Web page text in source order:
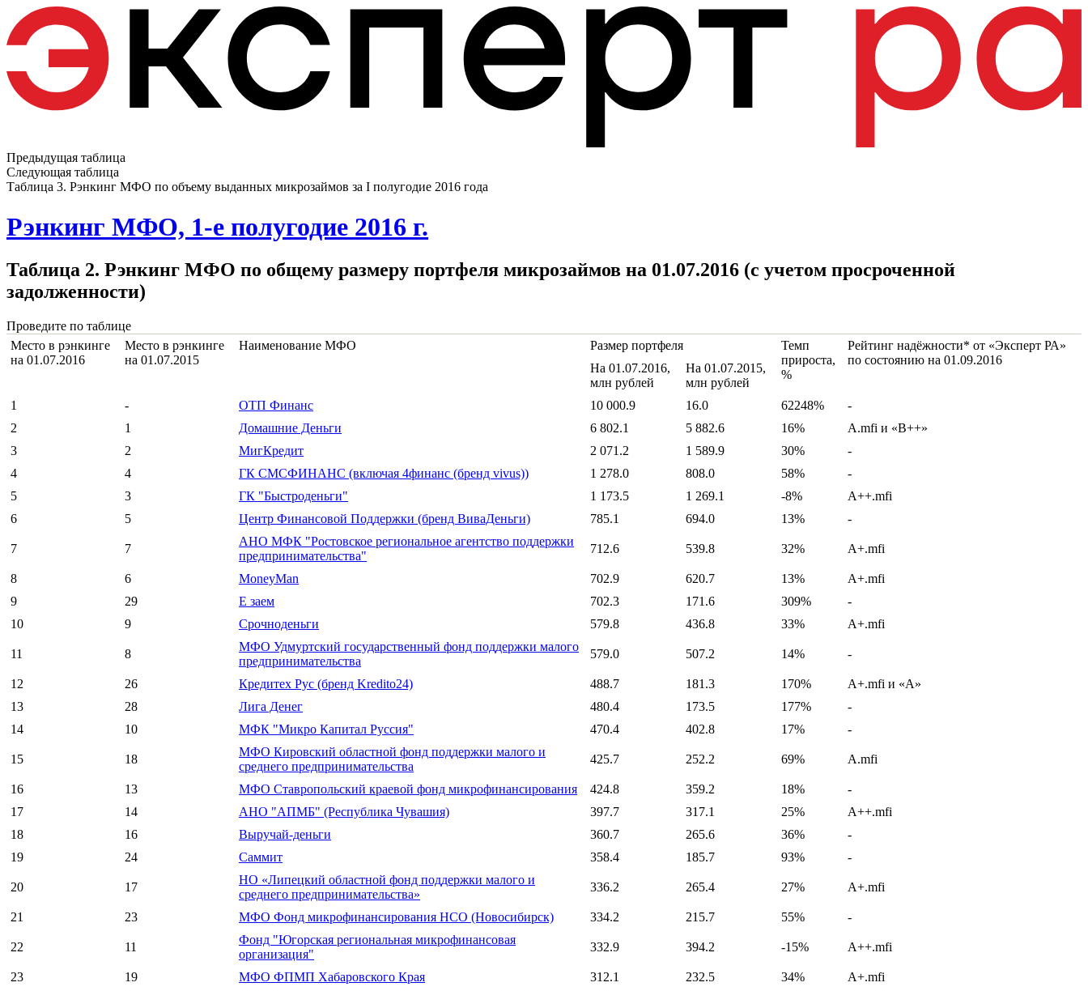
Предыдущая таблица
Следующая таблица
Таблица 3. Рэнкинг МФО по объему выданных микрозаймов за I полугодие 2016 года
Рэнкинг МФО, 1-е полугодие 2016 г.
Таблица 2. Рэнкинг МФО по общему размеру портфеля микрозаймов на 01.07.2016 (с учетом просроченной
задолженности)
Проведите по таблице
Место в рэнкинге
на 01.07.2016
Место в рэнкинге
на 01.07.2015
Наименование МФО Размер портфеля
Темп
прироста,
%
Рейтинг надёжности* от «Эксперт РА»
по состоянию на 01.09.2016
На 01.07.2016,
млн рублей
На 01.07.2015,
млн рублей
1
- ОТП Финанс 10 000.9 16.0 62248%
-
2
1 Домашние Деньги 6 802.1 5 882.6 16%
A.mfi и «В++»
3
2 МигКредит 2 071.2 1 589.9 30%
-
4
4 ГК СМСФИНАНС (включая 4финанс (бренд vivus)) 1 278.0 808.0 58%
-
5
3 ГК "Быстроденьги" 1 173.5 1 269.1 -8%
A++.mfi
6
5 Центр Финансовой Поддержки (бренд ВиваДеньги) 785.1 694.0 13% -
7 7
АНО МФК "Ростовское региональное агентство поддержки
предпринимательства"
712.6 539.8 32% A+.mfi
8 6 MoneyMan 702.9 620.7 13%
A+.mfi
9
29 Е заем 702.3 171.6 309%
-
10
9 Срочноденьги 579.8 436.8 33% A+.mfi
11 8
МФО Удмуртский государственный фонд поддержки малого
предпринимательства
579.0 507.2 14% -
12 26 Кредитех Рус (бренд Kredito24) 488.7 181.3 170%
A+.mfi и «А»
13
28 Лига Денег 480.4 173.5 177%
-
14
10 МФК "Микро Капитал Руссия" 470.4 402.8 17% -
15 18
МФО Кировский областной фонд поддержки малого и
среднего предпринимательства
425.7 252.2 69% A.mfi
16 13 МФО Ставропольский краевой фонд микрофинансирования 424.8 359.2 18%
-
17
14 АНО "АПМБ" (Республика Чувашия) 397.7 317.1 25%
A++.mfi
18
16 Выручай-деньги 360.7 265.6 36%
-
19
24 Саммит 358.4 185.7 93% -
20 17
НО «Липецкий областной фонд поддержки малого и
среднего предпринимательства»
336.2 265.4 27% A+.mfi
21 23 МФО Фонд микрофинансирования НСО (Новосибирск) 334.2 215.7 55% -
22 11
Фонд "Югорская региональная микрофинансовая
организация"
332.9 394.2 -15% A++.mfi
23 19 МФО ФПМП Хабаровского Края 312.1 232.5 34%
A+.mfi